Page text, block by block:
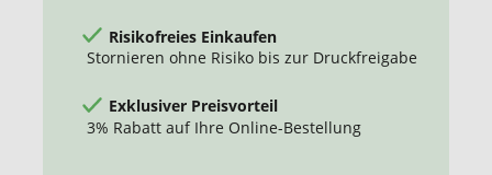
Risikofreies Einkaufen
Stornieren ohne Risiko bis zur Druckfreigabe
Exklusiver Preisvorteil
3% Rabatt auf Ihre Online-Bestellung